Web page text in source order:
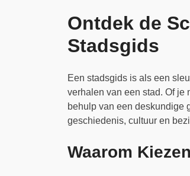
Ontdek de
Stadsgids
Een stadsgids is als een
verhalen van een stad. Of je
behulp van een deskundige
geschiedenis, cultuur en
Waarom